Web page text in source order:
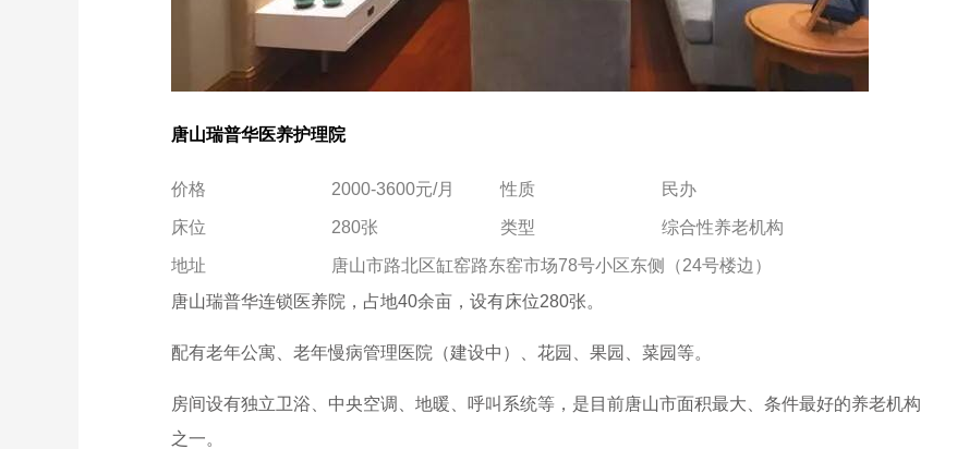
唐山瑞普华医养护理院
价格 2000-3600元/月 性质 民办
床位 280张 类型 综合性养老机构
地址
唐山市路北区缸窑路东窑市场78号小区东侧（24号楼边）
唐山瑞普华连锁医养院，占地40余亩，设有床位280张。
配有老年公寓、老年慢病管理医院（建设中）、花园、果园、菜园等。
房间设有独立卫浴、中央空调、地暖、呼叫系统等，是目前唐山市面积最大、条件最好的养老机构
之一。